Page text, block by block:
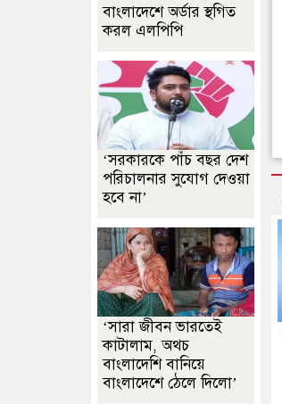
বাংলাদেশে অর্ডার স্থগিত
করল এলপিপি
‘সরকারকে পাঁচ বছর দেশ
পরিচালনার সুযোগ দেওয়া
হবে না’
‘সারা জীবন ভারতেই
কাটালাম, অথচ
বাংলাদেশি বানিয়ে
বাংলাদেশে ঠেলে দিলো’